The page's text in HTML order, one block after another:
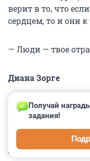
верит в то, что
сердцем, то и они к
— Люди — твое
Диана Зорге
КОММЕНТАРИИ
Получай
задания!